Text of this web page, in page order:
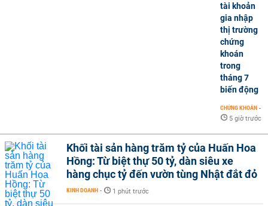
tài khoản
gia nhập
thị trường
chứng
khoán
trong
tháng 7
biến động
CHỨNG KHOÁN -
5 giờ trước
Khối tài sản hàng trăm tỷ của Huấn Hoa
Hồng: Từ biệt thự 50 tỷ, dàn siêu xe
hàng chục tỷ đến vườn tùng Nhật đắt đỏ
KINH DOANH - 1 phút trước